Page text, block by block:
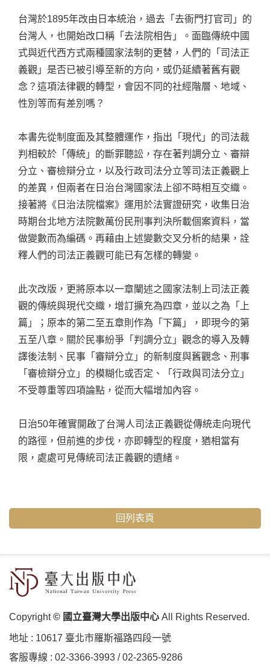
台灣於1895年改由日本統治，過去「去衙門打官司」的
台灣人，也開始改口稱「去法院相告」。面臨傳統中國
式與近代西方式兩種國家法制的更替，人們的「司法正
義觀」是否已被引導至新的方向，或仍延續著舊有觀
念？這項法律觀的轉型，會因不同的社經階層、地域、
性別等而有差別嗎？
本書先從制度面及其整體運作，指出「現代」的司法裁
判相較於「傳統」的斷罪聽訟，存在著判調分立、審辯
分立、審檢辯分立，以及行政司法分立等司法正義觀上
的差異，但兩者在日治台灣國家法上卻不時相互交織。
接著將《日治法院檔案》運用於法實證研究，收集日治
時期台北地方法院數萬份民刑事判決所載個案資料，當
做變數而為編碼。再藉由上述變數交叉分析的結果，詮
釋人們的司法正義觀可能已有怎樣的轉變。
此次改版，更將原本以一章闡述之國家法制上司法正義
觀的傳統與現代交織，增訂擴充為四章，並以之為「上
篇」；原本的第二至五章則作為「下篇」，即現今的第
五至八章。關於民事紛爭「判調分立」觀念的導入及轉
譯後法制、民事「審辯分立」的新制度與舊觀念、刑事
「審檢辯分立」的模糊化或否定、「行政與司法分立」
不受尊重等四項論點，從而大幅增加內容。
日治50年確實開啟了台灣人司法正義觀從傳統走向現代
的路徑，但前進的步伐，亦即轉型的程度，猶相當有
限，處處可見傳統司法正義觀的遺緒。
回列表頁
Copyright© 國立臺灣大學出版中心 All Rights Reserved.
地址 : 10617 臺北市羅斯福路四段⼀號
客服專線 : 02-3366-3993 /02-2365-9286